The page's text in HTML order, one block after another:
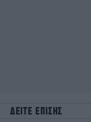
ΔΕΙΤΕ ΕΠΙΣΗΣ